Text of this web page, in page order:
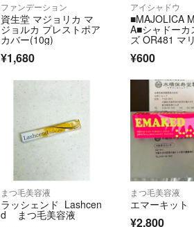
ファンデーション
資生堂 マジョリカ マ
ジョルカ プレストポア
カバー(10g)
¥1,680
アイシャドウ
■MAJOLICA
A■シャドーカ
ズ OR481 マ
¥600
まつ毛美容液
ラッシェンド Lashcen
d まつ毛美容液
まつ毛美容液
エマーキット
¥2,800